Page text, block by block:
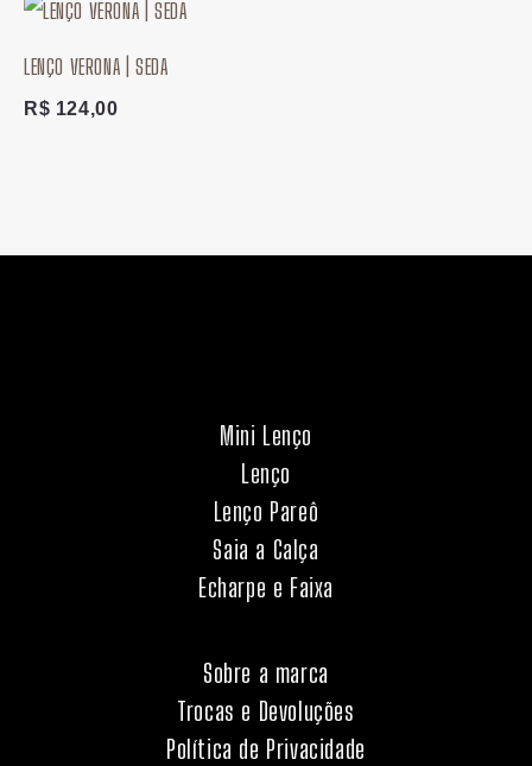
LENÇO VERONA | SEDA
R$ 124,00
Mini Lenço
Lenço
Lenço Pareô
Saia a Calça
Echarpe e Faixa
Sobre a marca
Trocas e Devoluções
Política de Privacidade